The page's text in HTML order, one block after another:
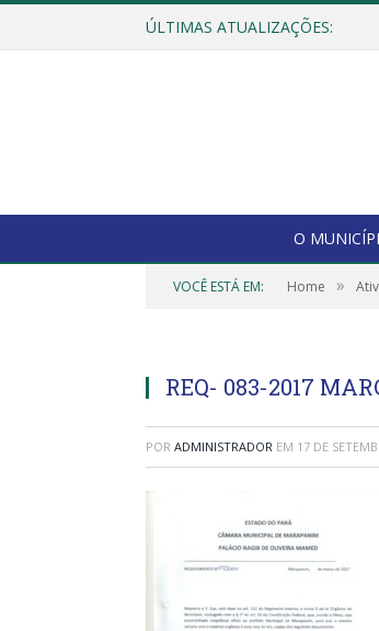
ÚLTIMAS ATUALIZAÇÕES:
O
VOCÊ ESTÁ EM: Home »
REQ- 083-2017
POR ADMINISTRADOR EM 17 DE